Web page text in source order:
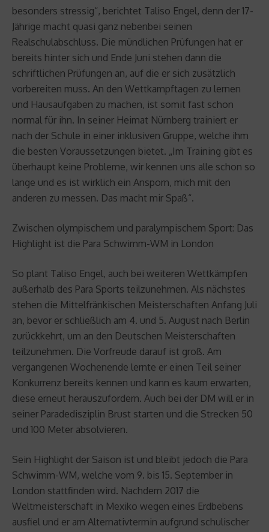
besonders stressig“, berichtet Taliso Engel, denn der 17-
Jährige macht quasi ganz nebenbei seinen
Realschulabschluss. Die mündlichen Prüfungen hat er
bereits hinter sich und Ende Juni stehen dann die
schriftlichen Prüfungen an, auf die er sich zusätzlich
vorbereiten muss. An den Wettkampftagen zu lernen
und Hausaufgaben zu machen, ist somit fast schon
normal für ihn. In seiner Heimat Nürnberg trainiert er
nach der Schule in einer inklusiven Gruppe, welche ihm
die besten Voraussetzungen bietet. „Im Training gibt es
überhaupt keine Probleme, wir kennen uns alle schon so
lange und es ist wirklich ein Ansporn, mich mit den
anderen zu messen. Das macht mir Spaß“.
Zwischen olympischem und paralympischem Sport: Das
Highlight ist die Para Schwimm-WM in London
So plant Taliso Engel, auch bei weiteren Wettkämpfen
außerhalb des Para Sports teilzunehmen. Als nächstes
stehen die Mittelfränkischen Meisterschaften Anfang Juli
an, bevor er schließlich am 4. und 5. August nach Berlin
zurückkehrt, um an den Deutschen Meisterschaften
teilzunehmen. Die Vorfreude darauf ist groß. Am
vergangenen Wochenende lernte er einen Teil seiner
Konkurrenz bereits kennen und kann es kaum erwarten,
diese erneut herauszufordern. Auch bei der DM will er in
seiner Paradedisziplin Brust starten und die Strecken 50
und 100 Meter absolvieren.
Sein Highlight der Saison ist und bleibt jedoch die Para
Schwimm-WM, welche vom 9. bis 15. September in
London stattfinden wird. Nachdem 2017 die
Weltmeisterschaft in Mexiko wegen eines Erdbebens
ausfiel und er am Alternativtermin aufgrund schulischer